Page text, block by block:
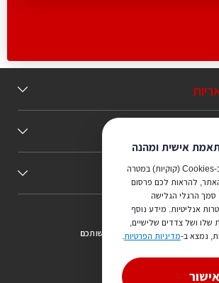
אישית ומהנה
האתר עושה שימוש ב-Cookies (קוקיות) במטרה
להראות לכם פרסום
סמך הרגלי הגלישה
אנליטיות. מידע נוסף
שלו ושל צדדים שלישיים,
נמצא ב-מדיניות הפרטיות.
אישור
שלנו? נשמח לעמוד לרשותכם